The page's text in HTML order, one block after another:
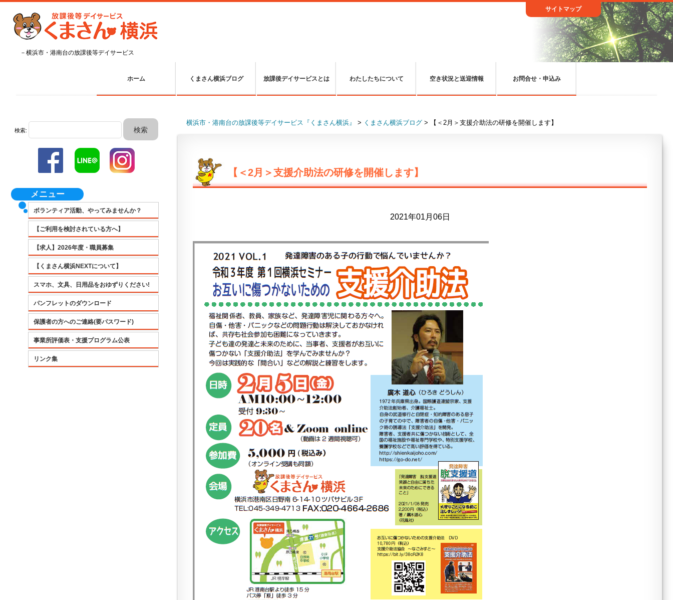
サイトマップ
－横浜市・港南台の放課後等デイサービス
ホーム くまさん横浜ブログ 放課後デイサービスとは わたしたちについて 空き状況と送迎情報 お問合せ・申込み
検索:
メニュー
ボランティア活動、やってみませんか？
【ご利用を検討されている方へ】
【求人】2026年度・職員募集
【くまさん横浜NEXTについて】
スマホ、文具、日用品をおゆずりください!
パンフレットのダウンロード
保護者の方へのご連絡(要パスワード)
事業所評価表・支援プログラム公表
リンク集
横浜市・港南台の放課後等デイサービス『くまさん横浜』 > くまさん横浜ブログ > 【＜2月＞支援介助法の研修を開催します】
【＜2月＞支援介助法の研修を開催します】
2021年01月06日